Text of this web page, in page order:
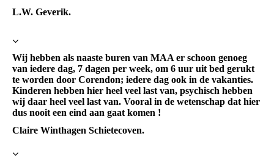
L.W. Geverik.
Wij hebben als naaste buren van MAA er schoon genoeg
van iedere dag, 7 dagen per week, om 6 uur uit bed gerukt
te worden door Corendon; iedere dag ook in de vakanties.
Kinderen hebben hier heel veel last van, psychisch hebben
wij daar heel veel last van. Vooral in de wetenschap dat hier
dus nooit een eind aan gaat komen !
Claire Winthagen Schietecoven.